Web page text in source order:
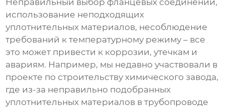
Неправильный выбор фланцевых соединений,
использование неподходящих
уплотнительных материалов, несоблюдение
требований к температурному режиму – все
это может привести к коррозии, утечкам и
авариям. Например, мы недавно участвовали в
проекте по строительству химического завода,
где из-за неправильно подобранных
уплотнительных материалов в трубопроводе